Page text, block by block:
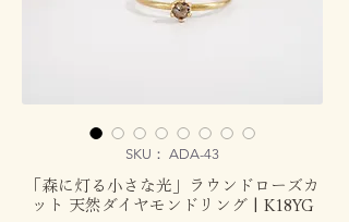
SKU： ADA-43
「森に灯る小さな光」ラウンドローズカ
ット 天然ダイヤモンドリング | K18YG